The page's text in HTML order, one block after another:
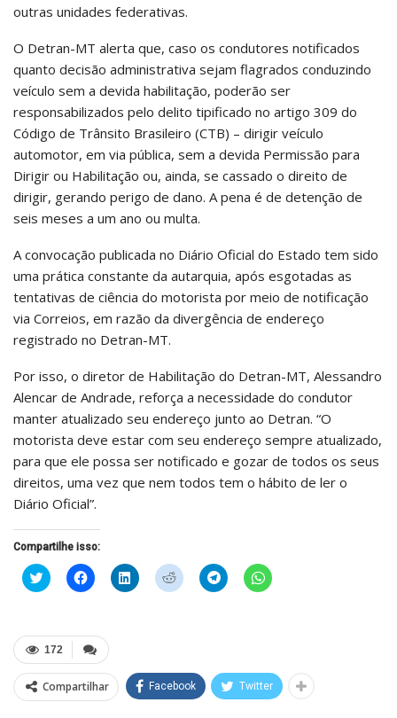
outras unidades federativas.
O Detran-MT alerta que, caso os condutores notificados
quanto decisão administrativa sejam flagrados conduzindo
veículo sem a devida habilitação, poderão ser
responsabilizados pelo delito tipificado no artigo 309 do
Código de Trânsito Brasileiro (CTB) – dirigir veículo
automotor, em via pública, sem a devida Permissão para
Dirigir ou Habilitação ou, ainda, se cassado o direito de
dirigir, gerando perigo de dano. A pena é de detenção de
seis meses a um ano ou multa.
A convocação publicada no Diário Oficial do Estado tem sido
uma prática constante da autarquia, após esgotadas as
tentativas de ciência do motorista por meio de notificação
via Correios, em razão da divergência de endereço
registrado no Detran-MT.
Por isso, o diretor de Habilitação do Detran-MT, Alessandro
Alencar de Andrade, reforça a necessidade do condutor
manter atualizado seu endereço junto ao Detran. “O
motorista deve estar com seu endereço sempre atualizado,
para que ele possa ser notificado e gozar de todos os seus
direitos, uma vez que nem todos tem o hábito de ler o
Diário Oficial”.
Compartilhe isso:
Clique
para
em
nova
janela)
Clique
para
em
nova
janela)
Clique
para
Clique
para
Clique
para
Clique
para
172
Compartilhar Facebook Twitter